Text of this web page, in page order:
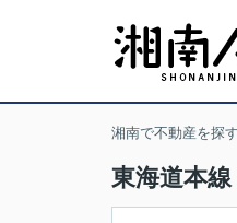
湘南で不動産を探
東海道本